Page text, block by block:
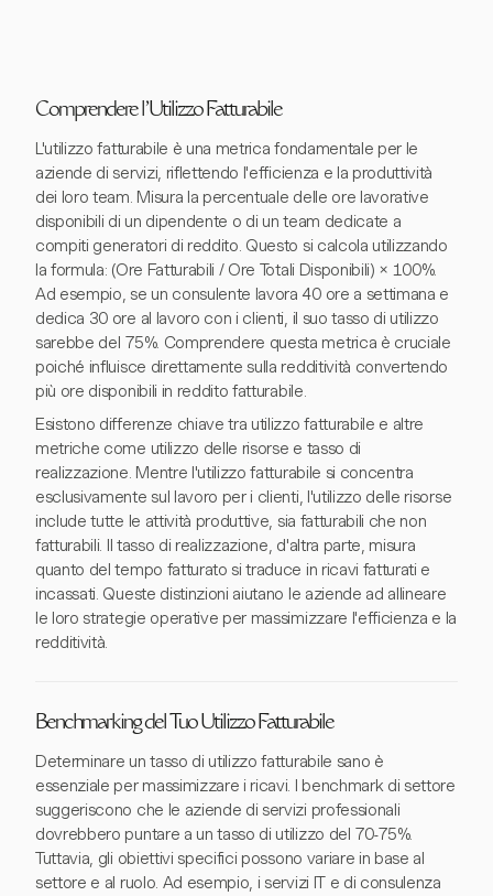
Comprendere l'Utilizzo Fatturabile
L'utilizzo fatturabile è una metrica fondamentale per le
aziende di servizi, riflettendo l'efficienza e la produttività
dei loro team. Misura la percentuale delle ore lavorative
disponibili di un dipendente o di un team dedicate a
compiti generatori di reddito. Questo si calcola utilizzando
la formula: (Ore Fatturabili / Ore Totali Disponibili) × 100%.
Ad esempio, se un consulente lavora 40 ore a settimana e
dedica 30 ore al lavoro con i clienti, il suo tasso di utilizzo
sarebbe del 75%. Comprendere questa metrica è cruciale
poiché influisce direttamente sulla redditività convertendo
più ore disponibili in reddito fatturabile.
Esistono differenze chiave tra utilizzo fatturabile e altre
metriche come utilizzo delle risorse e tasso di
realizzazione. Mentre l'utilizzo fatturabile si concentra
esclusivamente sul lavoro per i clienti, l'utilizzo delle risorse
include tutte le attività produttive, sia fatturabili che non
fatturabili. Il tasso di realizzazione, d'altra parte, misura
quanto del tempo fatturato si traduce in ricavi fatturati e
incassati. Queste distinzioni aiutano le aziende ad allineare
le loro strategie operative per massimizzare l'efficienza e la
redditività.
Benchmarking del Tuo Utilizzo Fatturabile
Determinare un tasso di utilizzo fatturabile sano è
essenziale per massimizzare i ricavi. I benchmark di settore
suggeriscono che le aziende di servizi professionali
dovrebbero puntare a un tasso di utilizzo del 70-75%.
Tuttavia, gli obiettivi specifici possono variare in base al
settore e al ruolo. Ad esempio, i servizi IT e di consulenza